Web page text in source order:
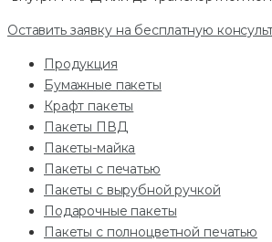
Оставить заявку на бесплатную
Продукция
Бумажные пакеты
Крафт пакеты
Пакеты ПВД
Пакеты-майка
Пакеты с печатью
Пакеты с вырубной ручкой
Подарочные пакеты
Пакеты с полноцветной печатью